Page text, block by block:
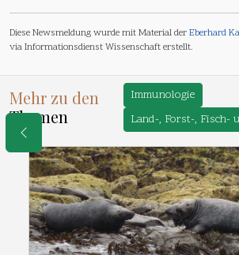
Diese Newsmeldung wurde mit Material derEberhard
via Informationsdienst Wissenschaft erstellt.
Mehr zu den
Themen
Immunologie
Land-, Forst-, Fisch-